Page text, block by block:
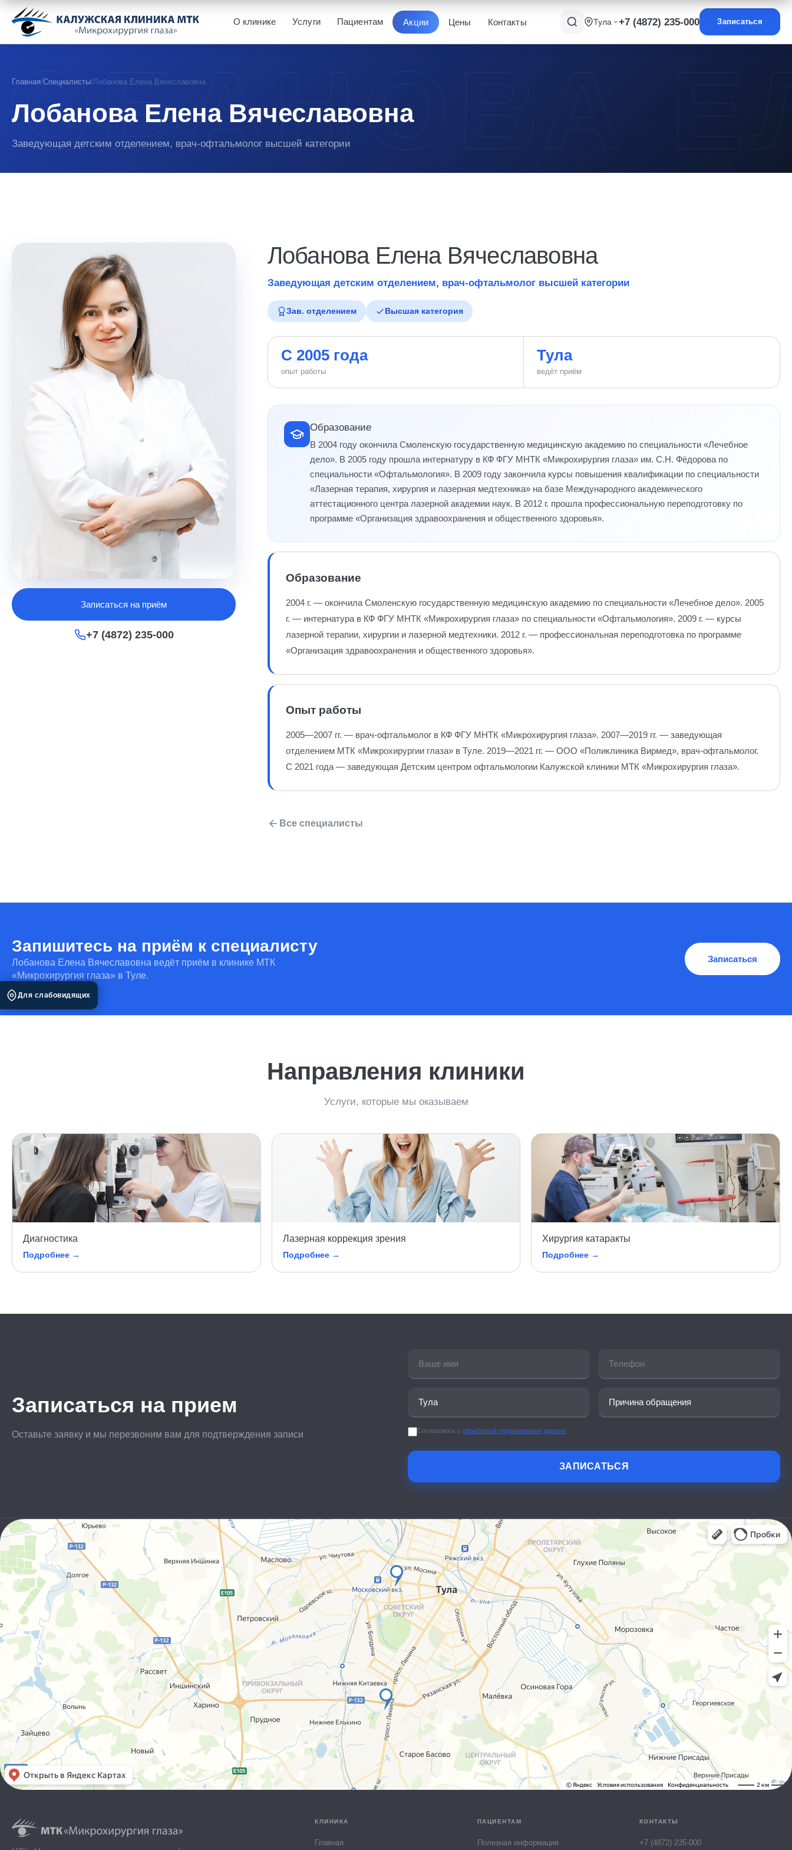
О клинике Услуги Пациентам Акции Цены Контакты Тула +7 (4872) 235-000 Записаться
Главная/Специалисты/Лобанова Елена Вячеславовна
Лобанова Елена Вячеславовна
Заведующая детским отделением, врач-офтальмолог высшей категории
Записаться на приём
+7 (4872) 235-000
Лобанова Елена Вячеславовна
Заведующая детским отделением, врач-офтальмолог высшей категории
Зав. отделением Высшая категория
С 2005 года
опыт работы
Тула
ведёт приём
Образование
В 2004 году окончила Смоленскую государственную медицинскую академию по специальности «Лечебное
дело». В 2005 году прошла интернатуру в КФ ФГУ МНТК «Микрохирургия глаза» им. С.Н. Фёдорова по
специальности «Офтальмология». В 2009 году закончила курсы повышения квалификации по специальности
«Лазерная терапия, хирургия и лазерная медтехника» на базе Международного академического
аттестационного центра лазерной академии наук. В 2012 г. прошла профессиональную переподготовку по
программе «Организация здравоохранения и общественного здоровья».
Образование
2004 г. — окончила Смоленскую государственную медицинскую академию по специальности «Лечебное дело». 2005
г. — интернатура в КФ ФГУ МНТК «Микрохирургия глаза» по специальности «Офтальмология». 2009 г. — курсы
лазерной терапии, хирургии и лазерной медтехники. 2012 г. — профессиональная переподготовка по программе
«Организация здравоохранения и общественного здоровья».
Опыт работы
2005—2007 гг. — врач-офтальмолог в КФ ФГУ МНТК «Микрохирургия глаза». 2007—2019 гг. — заведующая
отделением МТК «Микрохирургии глаза» в Туле. 2019—2021 гг. — ООО «Поликлиника Вирмед», врач-офтальмолог.
С 2021 года — заведующая Детским центром офтальмологии Калужской клиники МТК «Микрохирургия глаза».
Все специалисты
Запишитесь на приём к специалисту
Лобанова Елена Вячеславовна ведёт приём в клинике МТК
«Микрохирургия глаза» в Туле.
Записаться
Направления клиники
Услуги, которые мы оказываем
Диагностика
Подробнее →
Лазерная коррекция зрения
Подробнее →
Хирургия катаракты
Подробнее →
Записаться на прием
Оставьте заявку и мы перезвоним вам для подтверждения записи Соглашаюсь с обработкой персональных данных
ЗАПИСАТЬСЯ
КЛИНИКА
Главная
ПАЦИЕНТАМ
Полезная информация
КОНТАКТЫ
+7 (4872) 235-000
Алёна
Онлайн-консультант МТК
Для слабовидящих